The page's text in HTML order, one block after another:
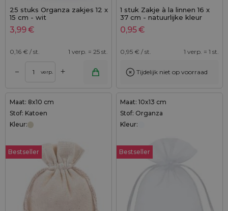
25 stuks Organza zakjes 12 x
15 cm - wit
3,99€
0,16 € / st. 1 verp. = 25 st.
– verp. +
1 stuk Zakje à la linnen 16 x
37 cm - natuurlijke kleur
0,95€
0,95 € / st. 1 verp. = 1 st.
Tijdelijk niet op voorraad
Maat: 8x10 cm
Stof: Katoen
Kleur:
Bestseller
Maat: 10x13 cm
Stof: Organza
Kleur:
Bestseller